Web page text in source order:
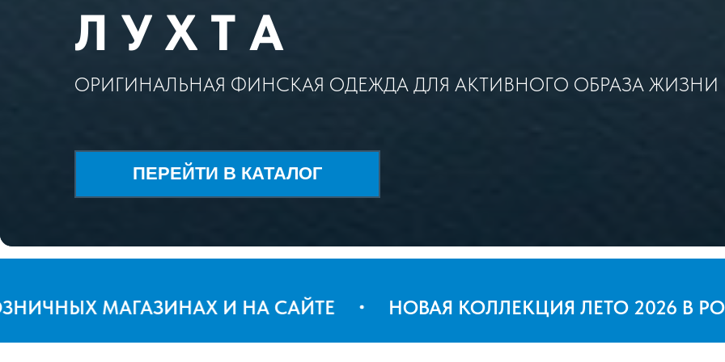
Л У Х Т А
ОРИГИНАЛЬНАЯ ФИНСКАЯ ОДЕЖДА ДЛЯ АКТИВНОГО ОБРАЗА ЖИЗНИ
ПЕРЕЙТИ В КАТАЛОГ
МАГАЗИНАХ И НА САЙТЕ НОВАЯ КОЛЛЕКЦИЯ ЛЕТО 2026 В